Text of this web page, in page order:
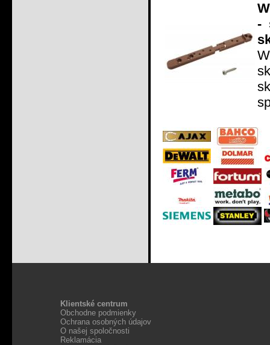
-
Klientské centrum
Obchodne podmienky
Ochrana osobných údajov
O našej spoločnosti
Reklamácia